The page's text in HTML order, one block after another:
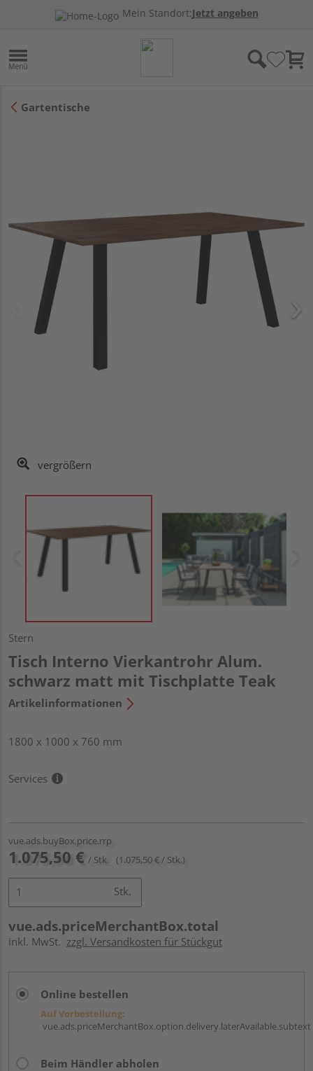
Mein Standort:Jetzt angeben
Gartentische
vergrößern
Stern
Tisch Interno Vierkantrohr Alum.
schwarz matt mit Tischplatte Teak
Artikelinformationen
1800 x 1000 x 760 mm
Services
vue.ads.buyBox.price.rrp
1.075,50 € / Stk. (1.075,50 € / Stk.)
Stk.
vue.ads.priceMerchantBox.total
inkl. MwSt. zzgl. Versandkosten für Stückgut
Online bestellen
Auf Vorbestellung:
vue.ads.priceMerchantBox.option.delivery.laterAvailable.subtext
Beim Händler abholen